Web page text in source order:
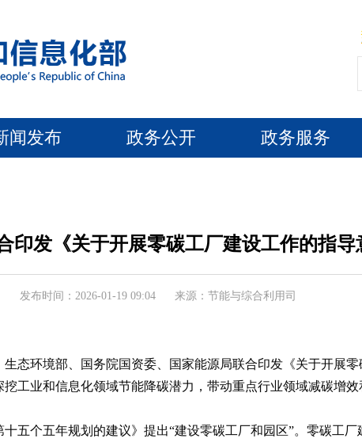
闻发布 政务公开 政务服务
印发《关于开展零碳工厂建设工作的指导
发布时间：2026-01-19 09:04 来源：节能与综合利用司
态环境部、国务院国资委、国家能源局联合印发《关于开展
工业和信息化领域节能降碳潜力，带动重点行业领域减碳增
十五个五年规划的建议》提出“建设零碳工厂和园区”。零碳工